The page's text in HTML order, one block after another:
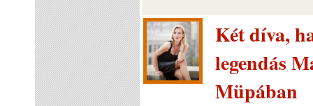
Két díva,
legendás
Müpában